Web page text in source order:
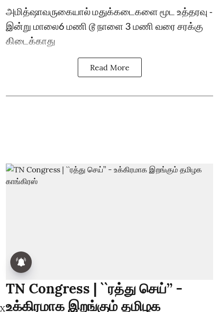
அமித்ஷாவருகையால் மதுக்கடைகளை மூட உத்தரவு -
இன்று மாலை6 மணி டூ நாளை 3 மணி வரை சரக்கு
கிடைக்காது
Read More
TN Congress | ``ரத்து செய்’’ -
உக்கிரமாக இறங்கும் தமிழக
X